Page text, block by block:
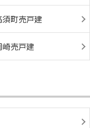
町売戸建
売戸建